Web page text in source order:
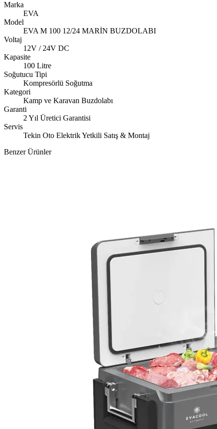
Marka
EVA
Model
EVA M 100 12/24 MARİN BUZDOLABI
Voltaj
12V / 24V DC
Kapasite
100 Litre
Soğutucu Tipi
Kompresörlü Soğutma
Kategori
Kamp ve Karavan Buzdolabı
Garanti
2 Yıl Üretici Garantisi
Servis
Tekin Oto Elektrik Yetkili Satış & Montaj
Benzer Ürünler